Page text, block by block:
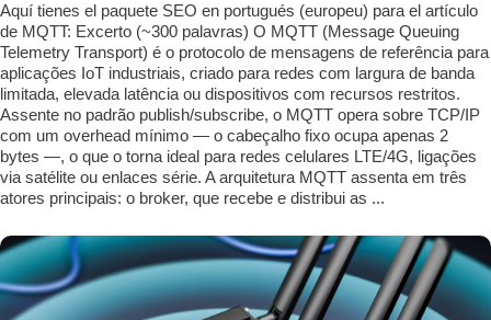
Aquí tienes el paquete SEO en portugués (europeu) para el artículo
de MQTT: Excerto (~300 palavras) O MQTT (Message Queuing
Telemetry Transport) é o protocolo de mensagens de referência para
aplicações IoT industriais, criado para redes com largura de banda
limitada, elevada latência ou dispositivos com recursos restritos.
Assente no padrão publish/subscribe, o MQTT opera sobre TCP/IP
com um overhead mínimo — o cabeçalho fixo ocupa apenas 2
bytes —, o que o torna ideal para redes celulares LTE/4G, ligações
via satélite ou enlaces série. A arquitetura MQTT assenta em três
atores principais: o broker, que recebe e distribui as ...